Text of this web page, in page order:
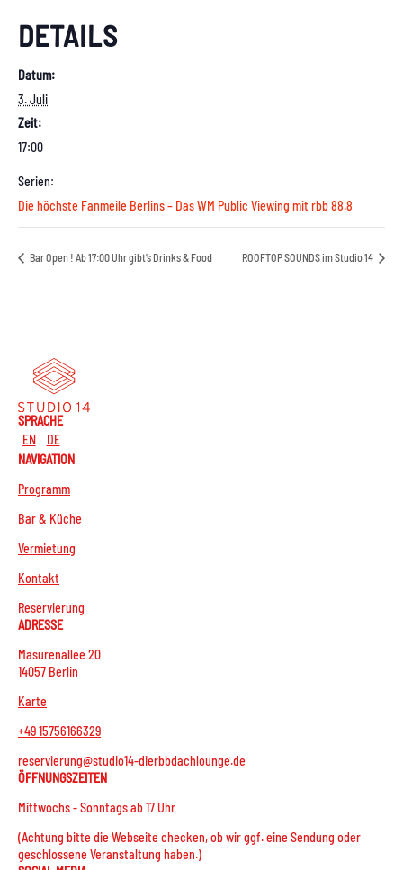
DETAILS
Datum:
3. Juli
Zeit:
17:00
Serien:
Die höchste Fanmeile Berlins – Das WM Public Viewing mit rbb 88.8
Bar Open ! Ab 17:00 Uhr gibt’s Drinks & Food ROOFTOP SOUNDS im Studio 14
SPRACHE
EN
DE
NAVIGATION
Programm
Bar & Küche
Vermietung
Kontakt
Reservierung
ADRESSE
Masurenallee 20
14057 Berlin
Karte
+49 15756166329
reservierung@studio14-dierbbdachlounge.de
ÖFFNUNGSZEITEN
Mittwochs - Sonntags ab 17 Uhr
(Achtung bitte die Webseite checken, ob wir ggf. eine Sendung oder
geschlossene Veranstaltung haben.)